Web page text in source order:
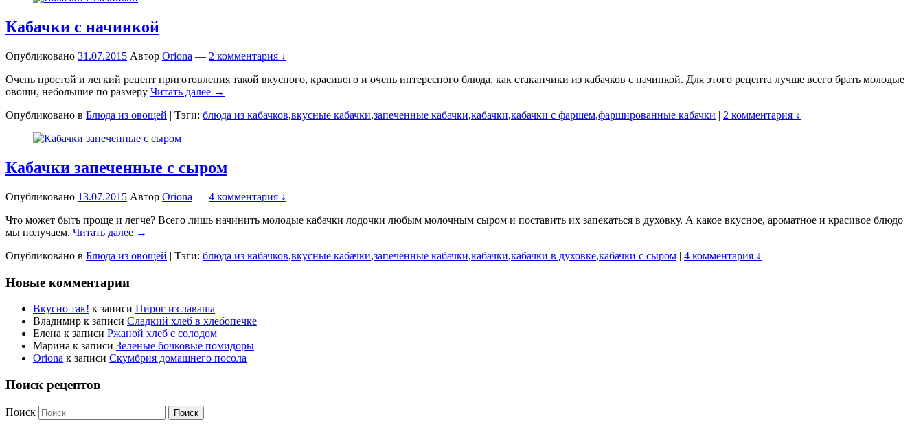
Кабачки с начинкой
Опубликовано 31.07.2015 Автор Oriona — 2 комментария ↓
Очень простой и легкий рецепт приготовления такой вкусного, красивого и очень интересного блюда, как стаканчики из кабачков с начинкой. Для этого рецепта лучше всего брать молодые
овощи, небольшие по размеру Читать далее →
Опубликовано в Блюда из овощей | Тэги: блюда из кабачков,вкусные кабачки,запеченные кабачки,кабачки,кабачки с фаршем,фаршированные кабачки | 2 комментария ↓
Кабачки запеченные с сыром
Опубликовано 13.07.2015 Автор Oriona — 4 комментария ↓
Что может быть проще и легче? Всего лишь начинить молодые кабачки лодочки любым молочным сыром и поставить их запекаться в духовку. А какое вкусное, ароматное и красивое блюдо
мы получаем. Читать далее →
Опубликовано в Блюда из овощей | Тэги: блюда из кабачков,вкусные кабачки,запеченные кабачки,кабачки,кабачки в духовке,кабачки с сыром | 4 комментария ↓
Новые комментарии
Вкусно так! к записи Пирог из лаваша
Владимир к записи Сладкий хлеб в хлебопечке
Елена к записи Ржаной хлеб с солодом
Марина к записи Зеленые бочковые помидоры
Oriona к записи Скумбрия домашнего посола
Поиск рецептов
Поиск